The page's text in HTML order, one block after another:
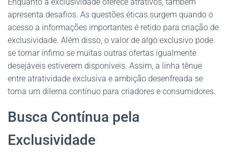
apresenta desafios. As questões éticas surgem quando o
acesso a informações importantes é retido para criação de
exclusividade. Além disso, o valor de algo exclusivo pode
se tornar ínfimo se muitas outras ofertas igualmente
desejáveis estiverem disponíveis. Assim, a linha tênue
entre atratividade exclusiva e ambição desenfreada se
torna um dilema contínuo para criadores e consumidores.
Busca Contínua pela
Exclusividade